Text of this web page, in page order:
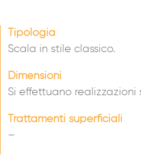
Tipologia
Scala in stile classico.
Dimensioni
Si effettuano realizzazioni
Trattamenti superficiali
–